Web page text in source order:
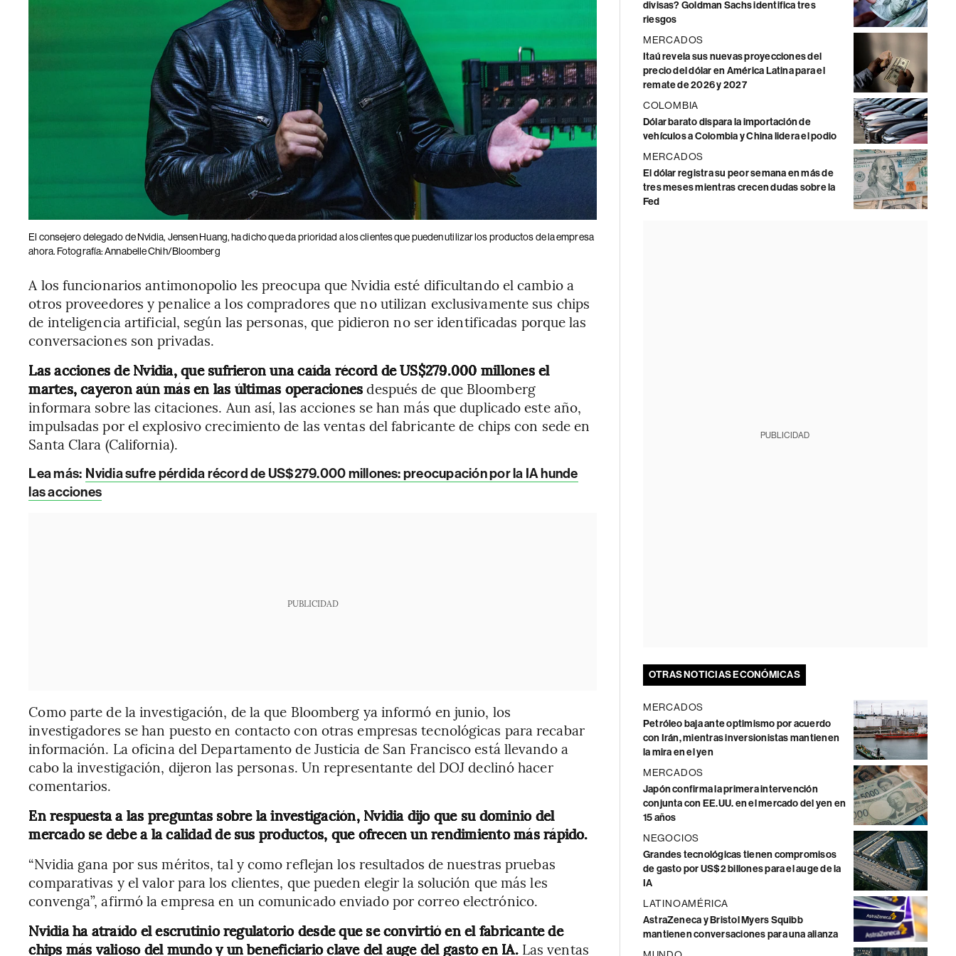
El consejero delegado de Nvidia, Jensen Huang, ha dicho que da prioridad a los clientes que pueden utilizar los productos de la empresa
ahora. Fotografía: Annabelle Chih/Bloomberg
A los funcionarios antimonopolio les preocupa que Nvidia esté dificultando el cambio a
otros proveedores y penalice a los compradores que no utilizan exclusivamente sus chips
de inteligencia artificial, según las personas, que pidieron no ser identificadas porque las
conversaciones son privadas.
Las acciones de Nvidia, que sufrieron una caída récord de US$279.000 millones el
martes, cayeron aún más en las últimas operacionesdespués de que Bloomberg
informara sobre las citaciones. Aun así, las acciones se han más que duplicado este año,
impulsadas por el explosivo crecimiento de las ventas del fabricante de chips con sede en
Santa Clara (California).
Lea más: Nvidia sufre pérdida récord de US$279.000 millones: preocupación por la IA hunde
las acciones
PUBLICIDAD
Como parte de la investigación, de la que Bloomberg ya informó en junio, los
investigadores se han puesto en contacto con otras empresas tecnológicas para recabar
información. La oficina del Departamento de Justicia de San Francisco está llevando a
cabo la investigación, dijeron las personas. Un representante del DOJ declinó hacer
comentarios.
En respuesta a las preguntas sobre la investigación, Nvidia dijo que su dominio del
mercado se debe a la calidad de sus productos, que ofrecen un rendimiento más rápido.
“Nvidia gana por sus méritos, tal y como reflejan los resultados de nuestras pruebas
comparativas y el valor para los clientes, que pueden elegir la solución que más les
convenga”, afirmó la empresa en un comunicado enviado por correo electrónico.
Nvidia ha atraído el escrutinio regulatorio desde que se convirtió en el fabricante de
chips más valioso del mundo y un beneficiario clave del auge del gasto en IA.Las ventas
divisas? Goldman Sachs identifica tres
riesgos
MERCADOS
Itaú revela sus nuevas proyecciones del
precio del dólar en América Latina para el
remate de 2026 y 2027
COLOMBIA
Dólar barato dispara la importación de
vehículos a Colombia y China lidera el podio
MERCADOS
El dólar registra su peor semana en más de
tres meses mientras crecen dudas sobre la
Fed
PUBLICIDAD
OTRAS NOTICIAS ECONÓMICAS
MERCADOS
Petróleo baja ante optimismo por acuerdo
con Irán, mientras inversionistas mantienen
la mira en el yen
MERCADOS
Japón confirma la primera intervención
conjunta con EE.UU. en el mercado del yen en
15 años
NEGOCIOS
Grandes tecnológicas tienen compromisos
de gasto por US$2 billones para el auge de la
IA
LATINOAMÉRICA
AstraZeneca y Bristol Myers Squibb
mantienen conversaciones para una alianza